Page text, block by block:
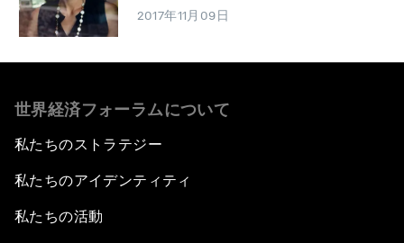
2017年11月09日
世界経済フォーラムについて
私たちのストラテジー
私たちのアイデンティティ
私たちの活動